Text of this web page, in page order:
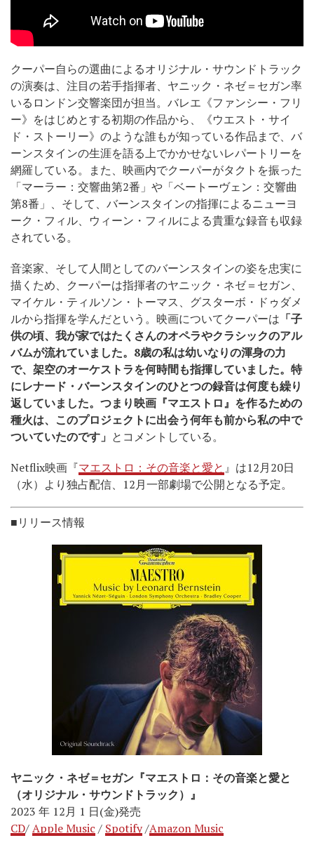
クーパー自らの選曲によるオリジナル・サウンドトラック
の演奏は、注目の若手指揮者、ヤニック・ネゼ＝セガン率
いるロンドン交響楽団が担当。バレエ《ファンシー・フリ
ー》をはじめとする初期の作品から、《ウエスト・サイ
ド・ストーリー》のような誰もが知っている作品まで、バ
ーンスタインの生涯を語る上でかかせないレパートリーを
網羅している。また、映画内でクーパーがタクトを振った
「マーラー：交響曲第2番」や「ベートーヴェン：交響曲
第8番」、そして、バーンスタインの指揮によるニューヨ
ーク・フィル、ウィーン・フィルによる貴重な録音も収録
されている。
音楽家、そして人間としてのバーンスタインの姿を忠実に
描くため、クーパーは指揮者のヤニック・ネゼ＝セガン、
マイケル・ティルソン・トーマス、グスターボ・ドゥダメ
ルから指揮を学んだという。映画についてクーパーは 「子
供の頃、我が家ではたくさんのオペラやクラシックのアル
バムが流れていました。8歳の私は幼いなりの渾身の力
で、架空のオーケストラを何時間も指揮していました。特
にレナード・バーンスタインのひとつの録音は何度も繰り
返していました。つまり映画『マエストロ』を作るための
種火は、このプロジェクトに出会う何年も前から私の中で
ついていたのです」 とコメントしている。
Netflix映画『マエストロ：その音楽と愛と 』は12月20日
（水）より独占配信、12月一部劇場で公開となる予定。
■リリース情報
ヤニック・ネゼ＝セガン『マエストロ：その音楽と愛と
（オリジナル・サウンドトラック）』
2023 年 12月 1 日(金)発売
CD/Apple Music / Spotify/Amazon Music